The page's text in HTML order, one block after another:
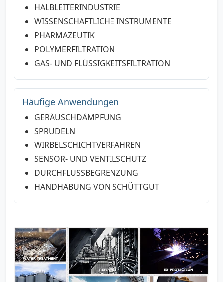
HALBLEITERINDUSTRIE
WISSENSCHAFTLICHE INSTRUMENTE
PHARMAZEUTIK
POLYMERFILTRATION
GAS- UND FLÜSSIGKEITSFILTRATION
Häufige Anwendungen
GERÄUSCHDÄMPFUNG
SPRUDELN
WIRBELSCHICHTVERFAHREN
SENSOR- UND VENTILSCHUTZ
DURCHFLUSSBEGRENZUNG
HANDHABUNG VON SCHÜTTGUT